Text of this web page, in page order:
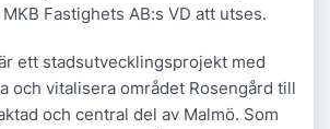
Fastighets AB:s VD att utses.
ett stadsutvecklingsprojekt med
och vitalisera området Rosengård till
och central del av Malmö. Som